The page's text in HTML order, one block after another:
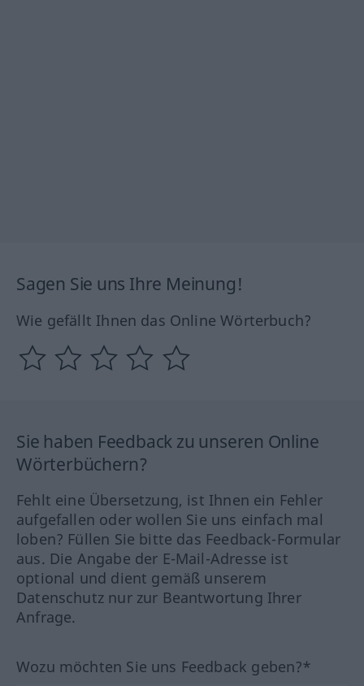
Sagen Sie uns Ihre Meinung!
Wie gefällt Ihnen das Online Wörterbuch?
Sie haben Feedback zu unseren Online
Wörterbüchern?
Fehlt eine Übersetzung, ist Ihnen ein Fehler
aufgefallen oder wollen Sie uns einfach mal
loben? Füllen Sie bitte das Feedback-Formular
aus. Die Angabe der E-Mail-Adresse ist
optional und dient gemäß unserem
Datenschutz nur zur Beantwortung Ihrer
Anfrage.
Wozu möchten Sie uns Feedback geben?*